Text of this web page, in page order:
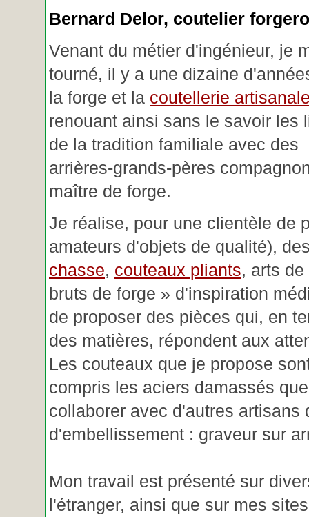
Bernard Delor, coutelier
Venant du métier d'ingénieur, je
tourné, il y a une dizaine
la forge et la coutellerie
renouant ainsi sans le savoir les
de la tradition familiale avec des
arrières-grands-pères
maître de forge.
Je réalise, pour une clientèle de
amateurs d'objets de qualité),
chasse, couteaux pliants, arts
bruts de forge » d'inspiration
de proposer des pièces qui, en
des matières, répondent aux
Les couteaux que je propose
compris les aciers damassés
collaborer avec d'autres artisans
d'embellissement : graveur sur
Mon travail est présenté sur
l'étranger, ainsi que sur mes